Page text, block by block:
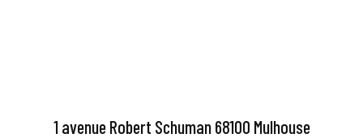
1 avenue Robert Schuman 68100 Mulhouse